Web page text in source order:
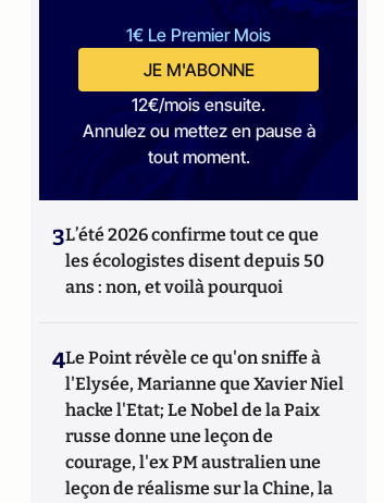
1€ Le Premier Mois
JE M'ABONNE
12€/mois ensuite.
Annulez ou mettez en pause à
tout moment.
3L’été 2026 confirme tout ce que
les écologistes disent depuis 50
ans : non, et voilà pourquoi
4Le Point révèle ce qu'on sniffe à
l'Elysée, Marianne que Xavier Niel
hacke l'Etat; Le Nobel de la Paix
russe donne une leçon de
courage, l'ex PM australien une
leçon de réalisme sur la Chine, la